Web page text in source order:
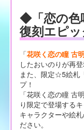
◆「恋の色
復刻エピ
「花咲く恋の瞳 古
したおいのりが再登
また、限定☆5絵札
プ！
「花咲く恋の瞳 古
り限定で登場するキ
キャラクターや絵
ださい。